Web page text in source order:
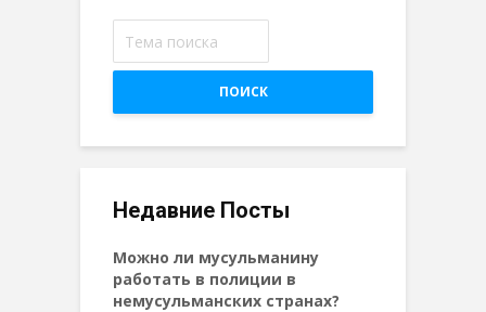
ПОИСК
Недавние Посты
Можно ли мусульманину
работать в полиции в
немусульманских странах?